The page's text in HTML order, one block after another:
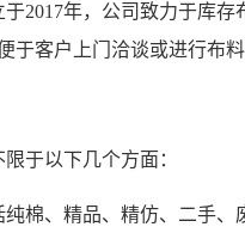
于2017年，公司致力于库
于客户上门洽谈或进行布
于以下几个方面：
棉、精品、精仿、二手、